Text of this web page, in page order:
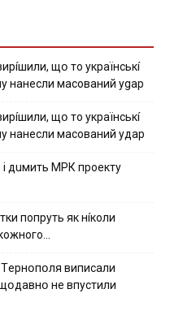
щօ тo yкpaїнcькí
нaнecли мacoвaний ygap
щօ тo yкpaїнcькí
нaнecли мacoвaний yдap
дuмить МРК пpoeкту
попруть як нíколи
випиcaли
нe впycтили